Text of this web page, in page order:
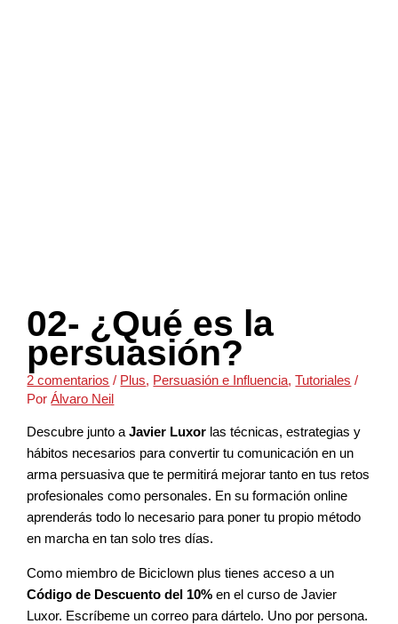
02- ¿Qué es la
persuasión?
2 comentarios / Plus, Persuasión e Influencia,Tutoriales /
PorÁlvaro Neil
Descubre junto aJavier Luxor las técnicas, estrategias y
hábitos necesarios para convertir tu comunicación en un
arma persuasiva que te permitirá mejorar tanto en tus retos
profesionales como personales. En su formación online
aprenderás todo lo necesario para poner tu propio método
en marcha en tan solo tres días.
Como miembro de Biciclown plus tienes acceso a un
Código de Descuento del 10%en el curso de Javier
Luxor. Escríbeme un correo para dártelo. Uno por persona.